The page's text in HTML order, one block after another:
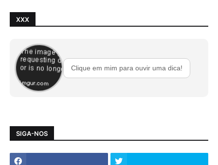
XXX
Clique em mim para ouvir uma dica!
SIGA-NOS